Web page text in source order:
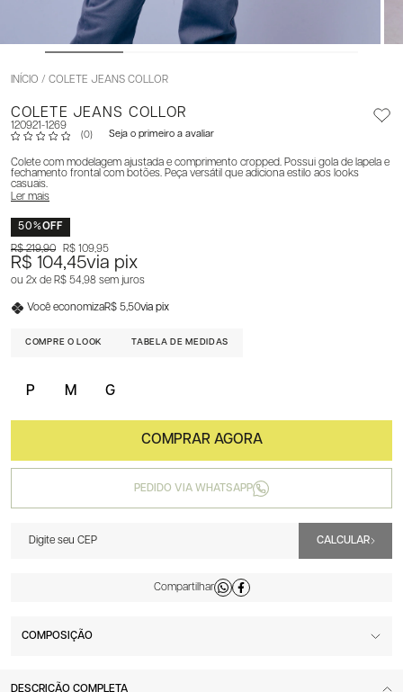
INÍCIO COLETE JEANS COLLOR
COLETE JEANS COLLOR
120921-1269
(0) Seja o primeiro a avaliar
Colete com modelagem ajustada e comprimento cropped. Possui gola de lapela e
fechamento frontal com botões. Peça versátil que adiciona estilo aos looks
casuais.
Ler mais
50%OFF
R$ 104,45via pix
R$ 219,90 R$ 109,95
2x R$ 54,98 sem juros
Você economizaR$ 5,50via pix
COMPRE O LOOK TABELA DE MEDIDAS
P M G
PEDIDO VIA WHATSAPP
COMPOSIÇÃO
DESCRIÇÃO COMPLETA